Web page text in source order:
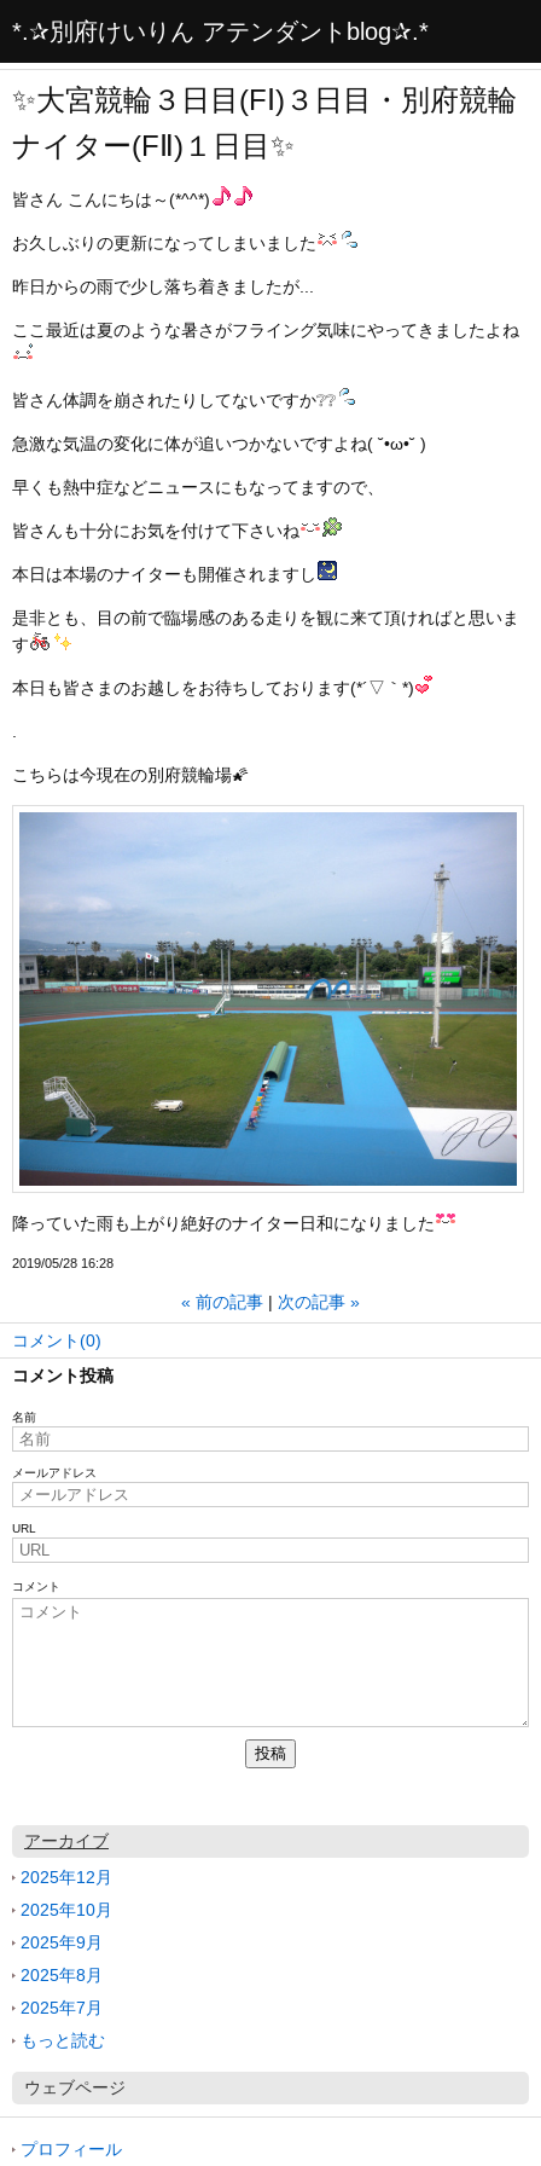
*.✰別府けいりん アテンダントblog✰.*
✨大宮競輪３日目(FⅠ)３日目・別府競輪
ナイター(FⅡ)１日目✨
皆さん こんにちは～(*^^*)
お久しぶりの更新になってしまいました
昨日からの雨で少し落ち着きましたが...
ここ最近は夏のような暑さがフライング気味にやってきましたよね
皆さん体調を崩されたりしてないですか❔❔
急激な気温の変化に体が追いつかないですよね( ˘•ω•˘ )
早くも熱中症などニュースにもなってますので、
皆さんも十分にお気を付けて下さいね
本日は本場のナイターも開催されますし
是非とも、目の前で臨場感のある走りを観に来て頂ければと思いま
す
本日も皆さまのお越しをお待ちしております(*´▽｀*)
こちらは今現在の別府競輪場🌠
降っていた雨も上がり絶好のナイター日和になりました
2019/05/28 16:28
« 前の記事 次の記事 »
コメント(0)
コメント投稿
名前
メールアドレス
URL
コメント
アーカイブ
2025年12月
2025年10月
2025年9月
2025年8月
2025年7月
もっと読む
ウェブページ
プロフィール